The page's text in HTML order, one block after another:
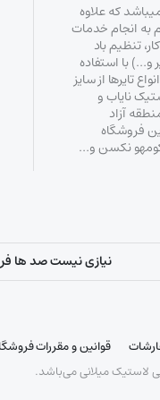
که علاوه
به انجام خدمات
تنظیم باد
و…) با استفاده
تایرها از سایز
نایاب و
آزاد
فروشگاه
نکسن و…
نیازی نیست صد ها
قوانین و مقررات
لاستیک میلانی می‌باشد.